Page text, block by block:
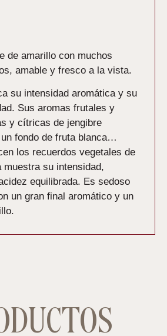
de amarillo con muchos
amable y fresco a la vista.
su intensidad aromática y su
Sus aromas frutales y
y cítricas de jengibre
fondo de fruta blanca…
los recuerdos vegetales de
muestra su intensidad,
equilibrada. Es sedoso
un gran final aromático y un